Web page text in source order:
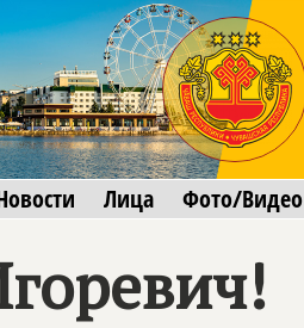
Лица Фото/Видео